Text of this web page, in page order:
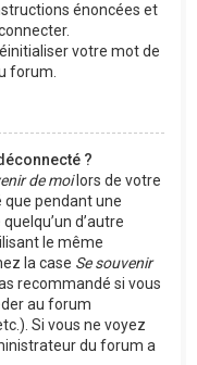
énoncées et
votre mot de
forum.
?
de moilors de votre
que pendant une
d’autre
le même
la case Se souvenir
recommandé si vous
au forum
Si vous ne voyez
du forum a